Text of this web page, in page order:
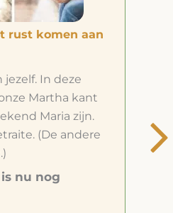
'De weg naar
voor jezelf.
‘zijn’. Je gaat
naar wie jij
compassie
wat zich